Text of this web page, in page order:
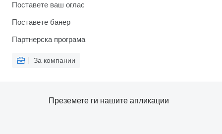
Поставете ваш оглас
Поставете банер
Партнерска програма
За компании
Преземете ги нашите апликации